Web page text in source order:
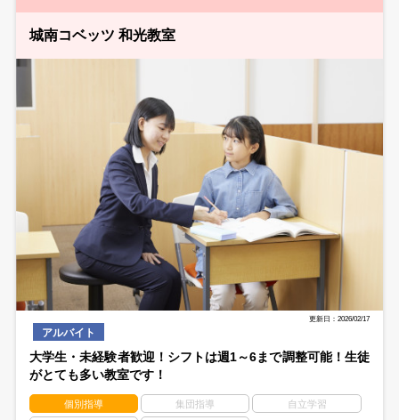
城南コベッツ 和光教室
更新日：2026/02/17
アルバイト
大学生・未経験者歓迎！シフトは週1～6まで調整可能！生徒
がとても多い教室です！
個別指導 集団指導 自立学習